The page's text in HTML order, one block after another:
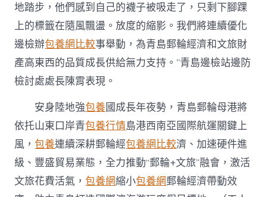
地踏步，他們感到自己的襪子被吸走了，只剩下腳踝
上的標籤在隨風飄盪。放度的縮影。我們將連續優化
邊檢辦包養網比較事舉動，為青島郵輪經濟和文旅財
產高東西的品質成長供給無力支持。”青島邊檢站邊防
檢討處處長陳霄表現。
安身陸地強包養國成長年夜勢，青島郵輪母港將
依托山東口岸青包養行情島港西南亞國際航運關鍵上
風，包養連續深耕郵輪經包養網比較濟、加速硬件進
級、豐盛貿易業態，全力推動“郵輪+文旅”融會，激活
文旅花費活氣，包養網縮小包養網郵輪經濟帶動效